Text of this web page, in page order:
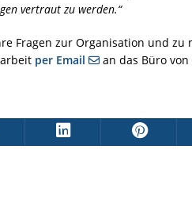
vertraut zu werden.“
Fragen zur Organisation und
per Email an das Büro